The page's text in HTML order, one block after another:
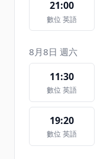
21:00
數位 英語
8月8日 週六
11:30
數位 英語
19:20
數位 英語